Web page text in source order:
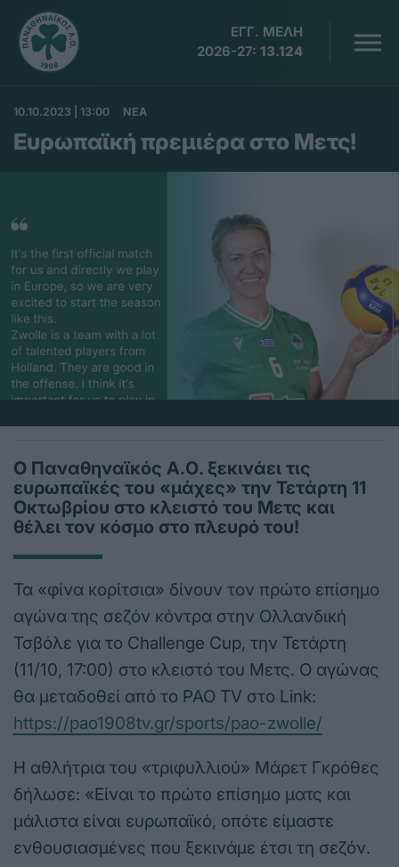
ΕΓΓ. ΜΕΛΗ
2026-27: 13.124
10.10.2023 | 13:00 ΝΕΑ
Ευρωπαϊκή πρεμιέρα στο Μετς!
Ο Παναθηναϊκός Α.Ο. ξεκινάει τις
ευρωπαϊκές του «μάχες» την Τετάρτη 11
Οκτωβρίου στο κλειστό του Μετς και
θέλει τον κόσμο στο πλευρό του!
Τα «φίνα κορίτσια» δίνουν τον πρώτο επίσημο
αγώνα της σεζόν κόντρα στην Ολλανδική
Τσβόλε για το Challenge Cup, την Τετάρτη
(11/10, 17:00) στο κλειστό του Μετς. Ο αγώνας
θα μεταδοθεί από το PAO TV στο Link:
https://pao1908tv.gr/sports/pao-zwolle/
Η αθλήτρια του «τριφυλλιού» Μάρετ Γκρόθες
δήλωσε: «Είναι το πρώτο επίσημο ματς και
μάλιστα είναι ευρωπαϊκό, οπότε είμαστε
ενθουσιασμένες που ξεκινάμε έτσι τη σεζόν.